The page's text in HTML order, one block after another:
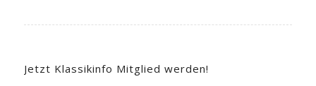
Jetzt Klassikinfo Mitglied werden!